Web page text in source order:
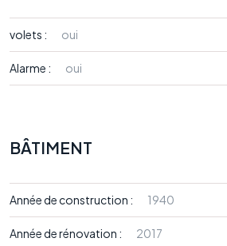
volets : oui
Alarme : oui
BÂTIMENT
Année de construction : 1940
Année de rénovation : 2017